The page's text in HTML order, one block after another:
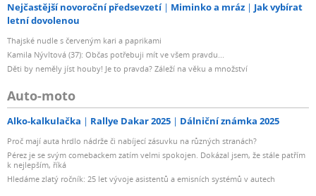
Nejčastější novoroční předsevzetí Miminko a mráz
Jak vybírat
letní dovolenou
Thajské nudle s červeným kari a paprikami
Kamila Nývltová (37): Občas potřebuji mít ve všem pravdu...
Děti by neměly jíst houby! Je to pravda? Záleží na věku a množství
Auto-moto
Alko-kalkulačka Rallye Dakar 2025 Dálniční známka 2025
Proč mají auta hrdlo nádrže či nabíjecí zásuvku na různých stranách?
Pérez je se svým comebackem zatím velmi spokojen. Dokázal jsem, že stále patřím
k nejlepším, říká
Hledáme zlatý ročník: 25 let vývoje asistentů a emisních systémů v autech